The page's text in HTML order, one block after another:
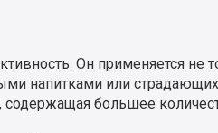
Он применяется не
напитками или
содержащая большее